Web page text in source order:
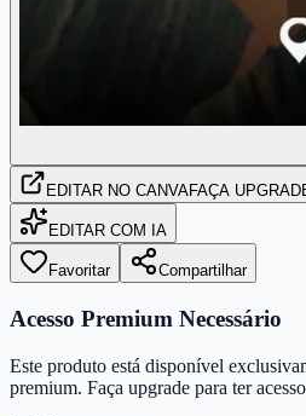
EDITAR NO CANVAFAÇA
EDITAR COM IA
Favoritar Compartilhar
Acesso Premium Necessário
Este produto está disponível
premium. Faça upgrade para ter